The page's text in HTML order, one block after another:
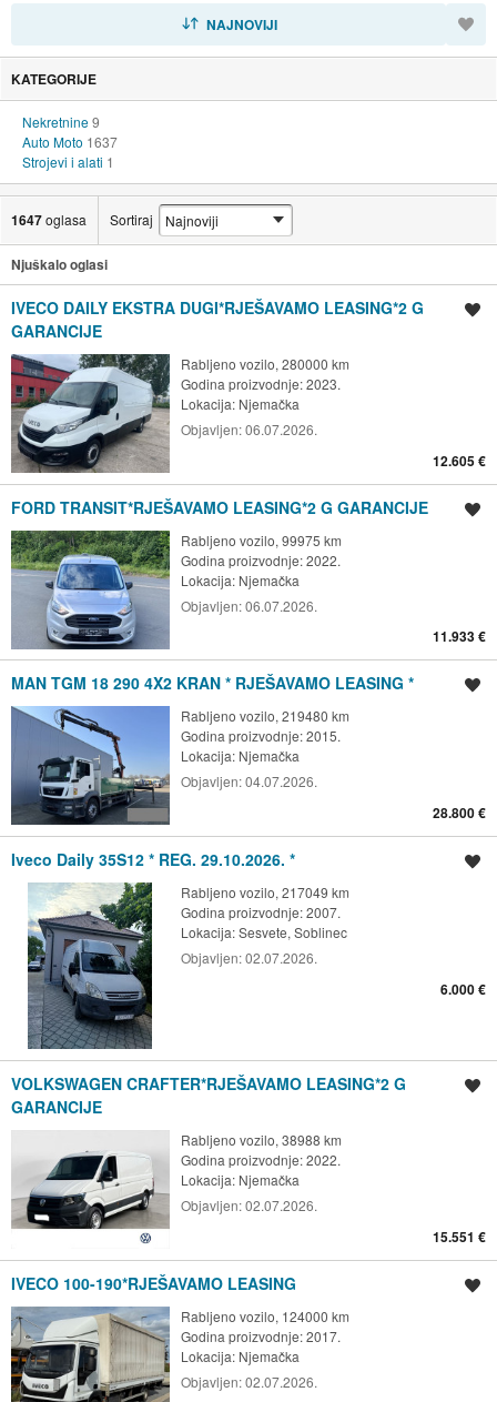
NAJNOVIJI
KATEGORIJE
Nekretnine9
Auto Moto 1637
Strojevi i alati 1
1647oglasa Sortiraj
Njuškalo oglasi
IVECO DAILY EKSTRA DUGI*RJEŠAVAMO LEASING*2 G
GARANCIJE
Rabljeno vozilo, 280000 km
Godina proizvodnje: 2023.
Lokacija: Njemačka
Objavljen:06.07.2026.
12.605 €
FORD TRANSIT*RJEŠAVAMO LEASING*2 G GARANCIJE
Rabljeno vozilo, 99975 km
Godina proizvodnje: 2022.
Lokacija: Njemačka
Objavljen:06.07.2026.
11.933 €
MAN TGM 18 290 4X2 KRAN * RJEŠAVAMO LEASING *
Rabljeno vozilo, 219480 km
Godina proizvodnje: 2015.
Lokacija: Njemačka
Objavljen:04.07.2026.
28.800 €
Iveco Daily 35S12 * REG. 29.10.2026. *
Rabljeno vozilo, 217049 km
Godina proizvodnje: 2007.
Lokacija:Sesvete, Soblinec
Objavljen:02.07.2026.
6.000 €
VOLKSWAGEN CRAFTER*RJEŠAVAMO LEASING*2 G
GARANCIJE
Rabljeno vozilo, 38988 km
Godina proizvodnje: 2022.
Lokacija: Njemačka
Objavljen:02.07.2026.
15.551 €
IVECO 100-190*RJEŠAVAMO LEASING
Rabljeno vozilo, 124000 km
Godina proizvodnje: 2017.
Lokacija: Njemačka
Objavljen:02.07.2026.